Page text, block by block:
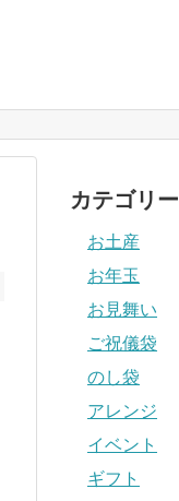
カテゴリー
お土産
お年玉
お見舞い
ご祝儀袋
のし袋
アレンジ
イベント
ギフト